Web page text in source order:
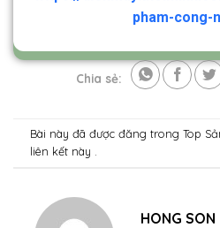
pham-cong-
Chia sẻ:
Bài này đã được đăng trongTop
liên kết này .
HONG SON